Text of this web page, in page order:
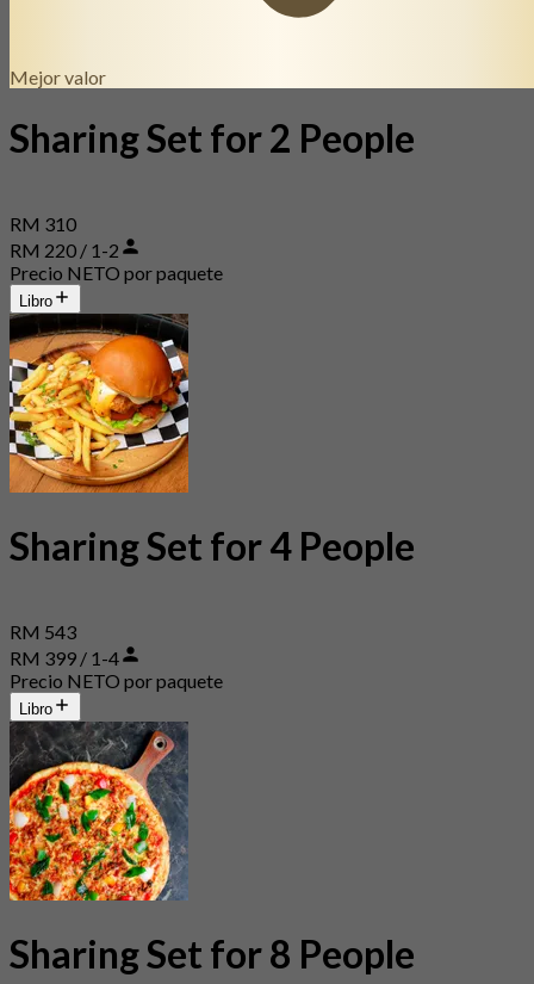
Mejor valor
Sharing Set for 2 People
RM 310
RM 220 / 1-2
Precio NETO por paquete
Libro
Sharing Set for 4 People
RM 543
RM 399 / 1-4
Precio NETO por paquete
Libro
Sharing Set for 8 People